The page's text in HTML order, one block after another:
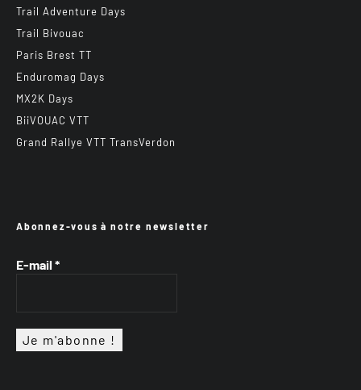
Trail Adventure Days
Trail Bivouac
Paris Brest TT
Enduromag Days
MX2K Days
BiiVOUAC VTT
Grand Rallye VTT TransVerdon
Abonnez-vous à notre newsletter
E-mail *